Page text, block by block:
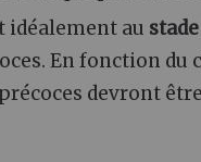
idéalement au
En fonction du
devront